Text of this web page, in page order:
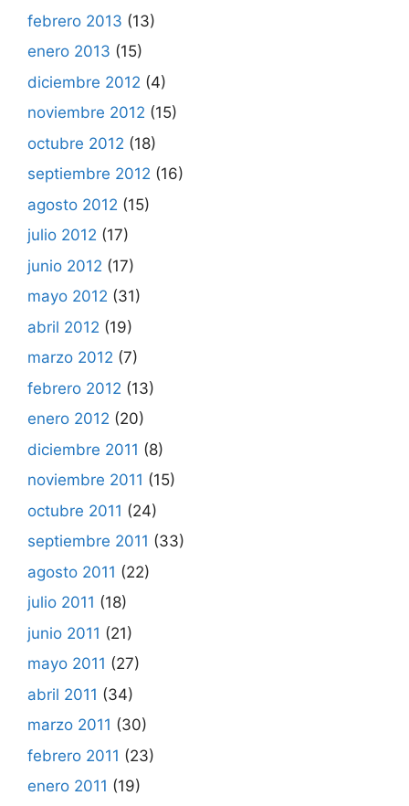
febrero 2013 (13)
enero 2013 (15)
diciembre 2012 (4)
noviembre 2012 (15)
octubre 2012 (18)
septiembre 2012 (16)
agosto 2012 (15)
julio 2012 (17)
junio 2012 (17)
mayo 2012 (31)
abril 2012 (19)
marzo 2012 (7)
febrero 2012 (13)
enero 2012 (20)
diciembre 2011 (8)
noviembre 2011 (15)
octubre 2011 (24)
septiembre 2011 (33)
agosto 2011 (22)
julio 2011 (18)
junio 2011 (21)
mayo 2011 (27)
abril 2011 (34)
marzo 2011 (30)
febrero 2011 (23)
enero 2011 (19)